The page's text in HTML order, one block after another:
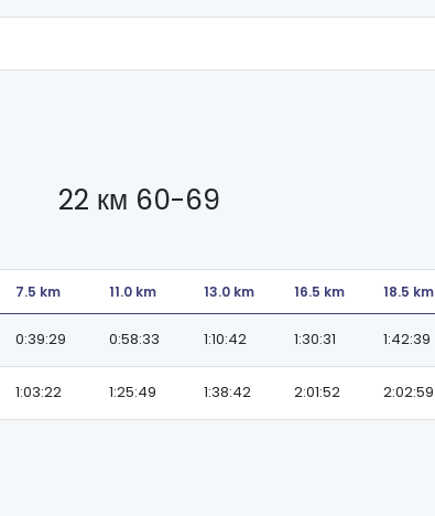
22 км 60-69
7.5 km 11.0 km 13.0 km 16.5 km 18.5 km
0:39:29 0:58:33 1:10:42 1:30:31 1:42:39
1:03:22 1:25:49 1:38:42 2:01:52 2:02:59